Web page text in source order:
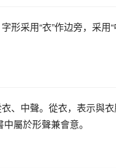
形采用“衣”作边旁，采
、中聲。從衣，表示與
屬於形聲兼會意。